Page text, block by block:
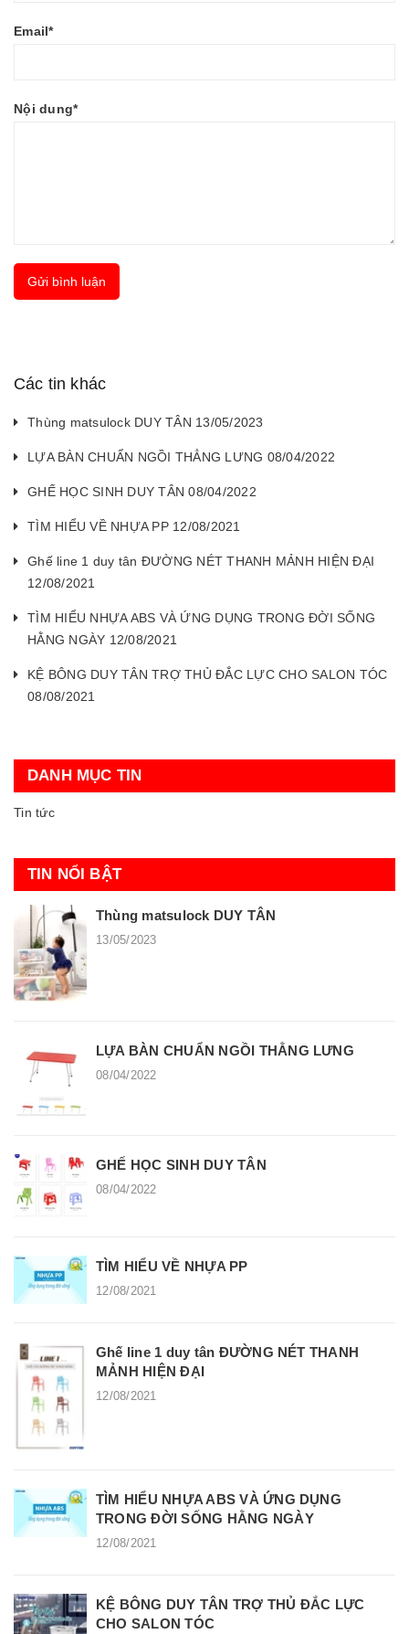
Email*
Nội dung*
Gửi bình luận
Các tin khác
Thùng matsulock DUY TÂN 13/05/2023
LỰA BÀN CHUẨN NGỒI THẲNG LƯNG 08/04/2022
GHẾ HỌC SINH DUY TÂN 08/04/2022
TÌM HIỂU VỀ NHỰA PP 12/08/2021
Ghế line 1 duy tân ĐƯỜNG NÉT THANH MẢNH HIỆN ĐẠI
12/08/2021
TÌM HIỂU NHỰA ABS VÀ ỨNG DỤNG TRONG ĐỜI SỐNG
HẰNG NGÀY 12/08/2021
KỆ BÔNG DUY TÂN TRỢ THỦ ĐẮC LỰC CHO SALON TÓC
08/08/2021
DANH MỤC TIN
Tin tức
TIN NỔI BẬT
Thùng matsulock DUY TÂN
13/05/2023
LỰA BÀN CHUẨN NGỒI THẲNG LƯNG
08/04/2022
GHẾ HỌC SINH DUY TÂN
08/04/2022
TÌM HIỂU VỀ NHỰA PP
12/08/2021
Ghế line 1 duy tân ĐƯỜNG NÉT THANH
MẢNH HIỆN ĐẠI
12/08/2021
TÌM HIỂU NHỰA ABS VÀ ỨNG DỤNG
TRONG ĐỜI SỐNG HẰNG NGÀY
12/08/2021
KỆ BÔNG DUY TÂN TRỢ THỦ ĐẮC LỰC
CHO SALON TÓC